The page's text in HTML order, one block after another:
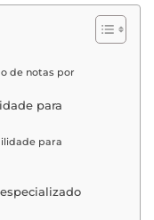
de notas por
para
para